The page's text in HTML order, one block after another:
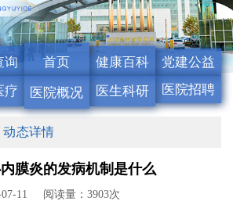
询 首页 健康百科
党建公益
疗 医院概况 医生科研 医院招聘
动态详情
膜炎的发病机制是什么
11 阅读量：3903次